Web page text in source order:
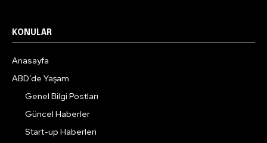
KONULAR
Anasayfa
ABD’de Yaşam
Genel Bilgi Postları
Güncel Haberler
Start-up Haberleri